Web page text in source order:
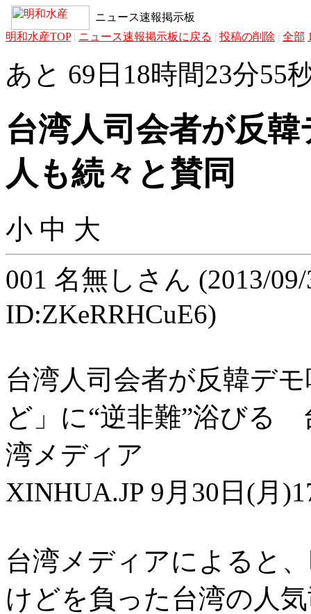
ニュース速報掲示板
明和水産TOP | ニュース速報掲示板に戻る | 投稿の削除 | 全部
あと 69日18時間23分55
台湾人司会者が反
人も続々と賛同
小 中 大
001 名無しさん (2013/
ID:ZKeRRHCuE6)
台湾人司会者が反韓デ
ど」に“逆非難”浴びる
湾メディア
XINHUA.JP 9月30日(月
台湾メディアによると
けどを負った台湾の人